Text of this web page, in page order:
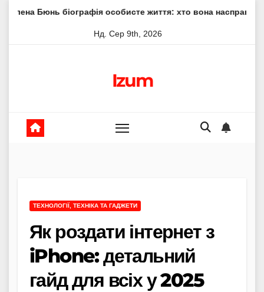
особисте життя: хто вона насправді Елена
Нд. Сер 9th, 2026
Izum
ТЕХНОЛОГІЇ, ТЕХНІКА ТА ГАДЖЕТИ
Як роздати інтернет з
iPhone: детальний
гайд для всіх у 2025